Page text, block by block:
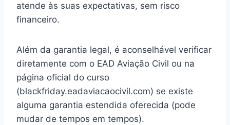
atende às suas expectativas, sem risco
financeiro.
Além da garantia legal, é aconselhável verificar
diretamente com o EAD Aviação Civil ou na
página oficial do curso
(blackfriday.eadaviacaocivil.com) se existe
alguma garantia estendida oferecida (pode
mudar de tempos em tempos).